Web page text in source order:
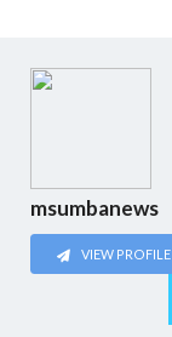
msumbanews
VIEW PROFILE